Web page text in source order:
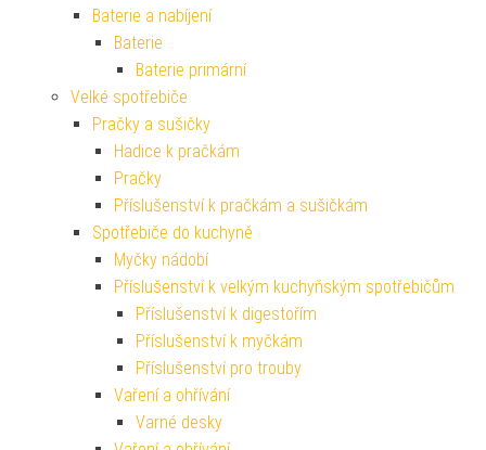
Baterie a nabíjení
Baterie
Baterie primární
Velké spotřebiče
Pračky a sušičky
Hadice k pračkám
Pračky
Příslušenství k pračkám a sušičkám
Spotřebiče do kuchyně
Myčky nádobí
Příslušenství k velkým kuchyňským spotřebičům
Příslušenství k digestořím
Příslušenství k myčkám
Příslušenství pro trouby
Vaření a ohřívání
Varné desky